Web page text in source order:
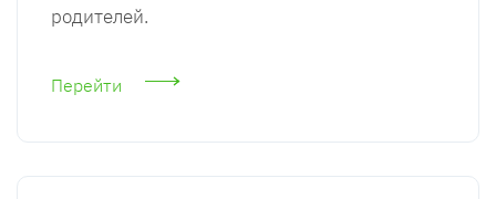
родителей.
Перейти